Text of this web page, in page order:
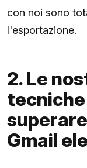
con noi sono
l'esportazione.
2. Le
Gmail